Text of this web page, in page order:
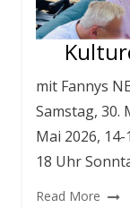
mit Fannys
Samstag, 30.
Mai 2026,
18 Uhr
Read More